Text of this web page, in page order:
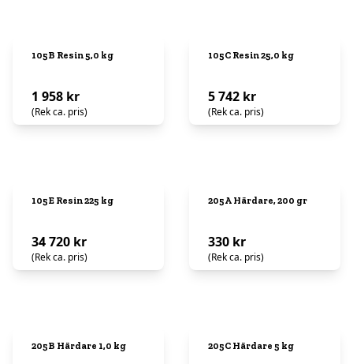
105B Resin 5,0 kg
1 958 kr
(Rek ca. pris)
105C Resin 25,0 kg
5 742 kr
(Rek ca. pris)
105E Resin 225 kg
34 720 kr
(Rek ca. pris)
205A Härdare, 200 gr
330 kr
(Rek ca. pris)
205B Härdare 1,0 kg 205C Härdare 5 kg